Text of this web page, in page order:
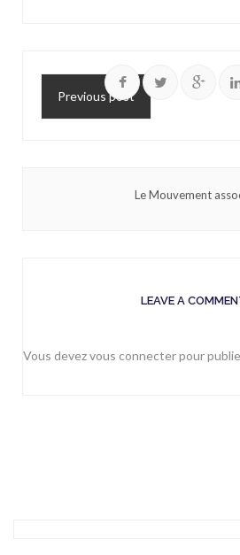
Previous post
Le Mouvement
LEAVE A
Vous devezvous connecterpour